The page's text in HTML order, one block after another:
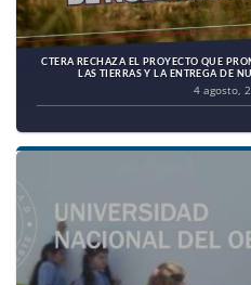
CTERA RECHAZA EL PROYECTO QUE
LAS TIERRAS Y LA ENTREGA DE
4 agosto,